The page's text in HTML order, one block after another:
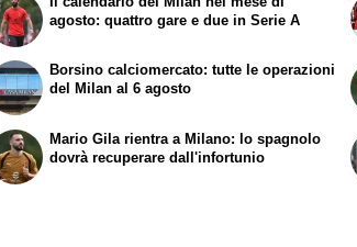
agosto: quattro gare e due in Serie A
Borsino calciomercato: tutte le operazioni
del Milan al 6 agosto
Mario Gila rientra a Milano: lo spagnolo
dovrà recuperare dall'infortunio